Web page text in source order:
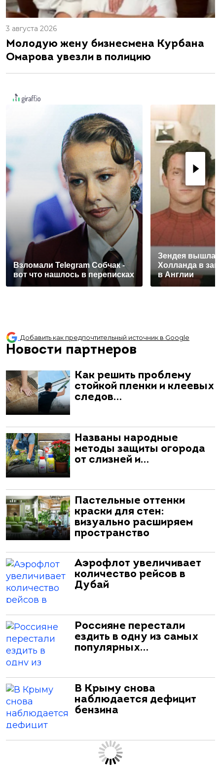
3 августа 2026
Молодую жену бизнесмена Курбана
Омарова увезли в полицию
Взломали Telegram Собчак -
вот что нашлось в переписках
Зендея вышла
Холланда в
в Англии
Добавить как предпочтительный источник в Google
Новости партнеров
Как решить проблему
стойкой пленки и клеевых
следов…
Названы народные
методы защиты огорода
от слизней и…
Пастельные оттенки
краски для стен:
визуально расширяем
пространство
Аэрофлот увеличивает
количество рейсов в
Дубай
Россияне перестали
ездить в одну из самых
популярных…
В Крыму снова
наблюдается дефицит
бензина